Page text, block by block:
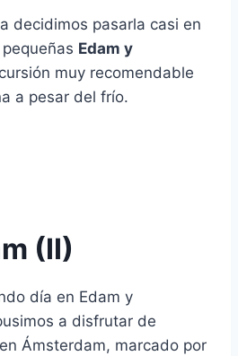
decidimos pasarla casi en
Edam y
muy recomendable
a pesar del frío.
(II)
día en Edam y
a disfrutar de
Ámsterdam, marcado por